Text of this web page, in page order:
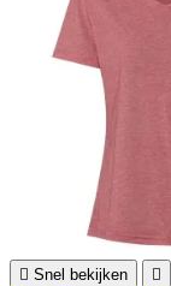
 Snel bekijken 